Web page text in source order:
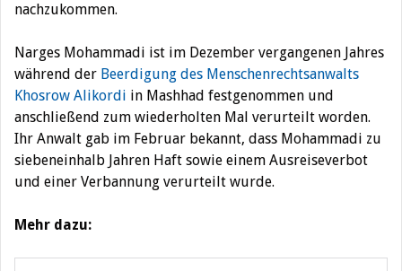
nachzukommen.
Narges Mohammadi ist im Dezember vergangenen Jahres
während der Beerdigung des Menschenrechtsanwalts
Khosrow Alikordi in Mashhad festgenommen und
anschließend zum wiederholten Mal verurteilt worden.
Ihr Anwalt gab im Februar bekannt, dass Mohammadi zu
siebeneinhalb Jahren Haft sowie einem Ausreiseverbot
und einer Verbannung verurteilt wurde.
Mehr dazu: